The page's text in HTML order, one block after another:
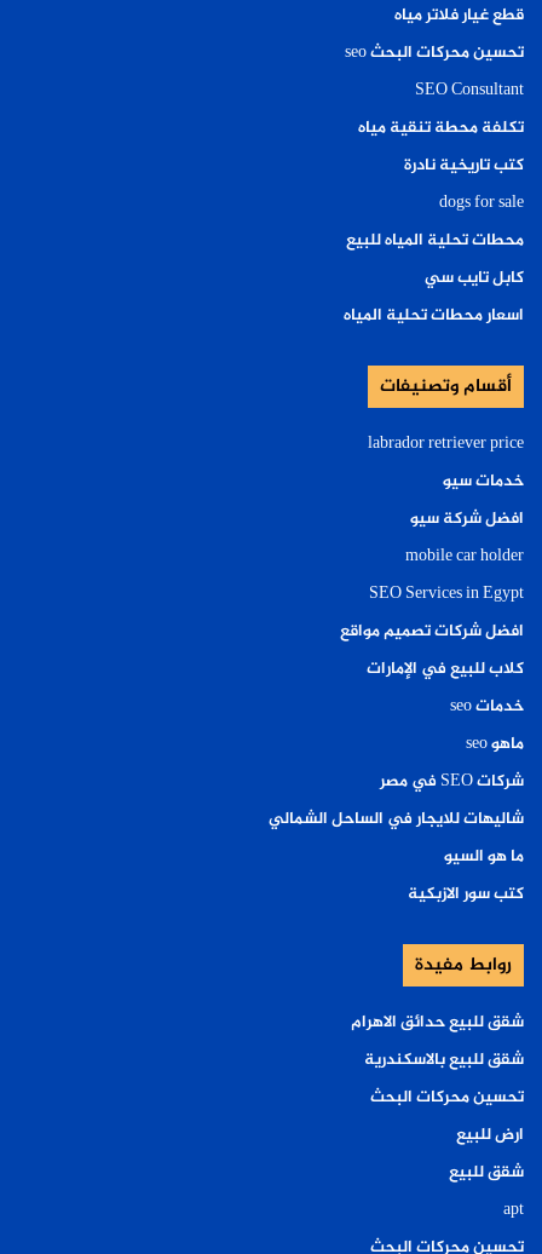
قطع غيار فلاتر مياه
تحسين محركات البحث seo
SEO Consultant
تكلفة محطة تنقية مياه
كتب تاريخية نادرة
dogs for sale
محطات تحلية المياه للبيع
كابل تايب سي
اسعار محطات تحلية المياه
أقسام وتصنيفات
labrador retriever price
خدمات سيو
افضل شركة سيو
mobile car holder
SEO Services in Egypt
افضل شركات تصميم مواقع
كلاب للبيع في الإمارات
خدمات seo
ماهو seo
شركات SEO في مصر
شاليهات للايجار في الساحل الشمالي
ما هو السيو
كتب سور الازبكية
روابط مفيدة
شقق للبيع حدائق الاهرام
شقق للبيع بالاسكندرية
تحسين محركات البحث
ارض للبيع
شقق للبيع
apt
تحسين محركات البحث